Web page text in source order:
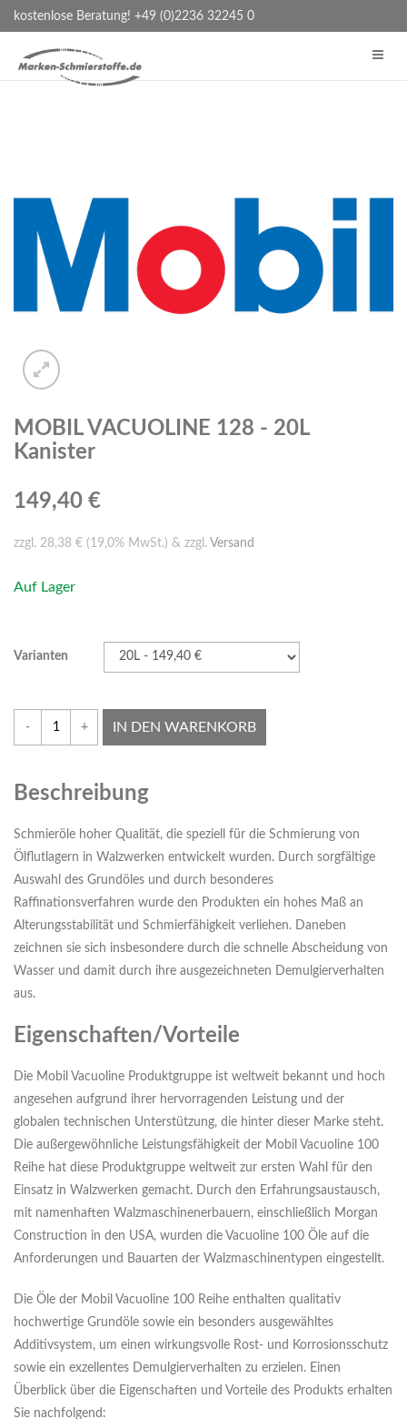
kostenlose Beratung! +49 (0)2236 32245 0
MOBIL VACUOLINE 128 - 20L
Kanister
149,40 €
zzgl. 28,38 € (19,0% MwSt.) & zzgl. Versand
Auf Lager
Varianten
- + IN DEN WARENKORB
Beschreibung
Schmieröle hoher Qualität, die speziell für die Schmierung von
Ölflutlagern in Walzwerken entwickelt wurden. Durch sorgfältige
Auswahl des Grundöles und durch besonderes
Raffinationsverfahren wurde den Produkten ein hohes Maß an
Alterungsstabilität und Schmierfähigkeit verliehen. Daneben
zeichnen sie sich insbesondere durch die schnelle Abscheidung von
Wasser und damit durch ihre ausgezeichneten Demulgierverhalten
aus.
Eigenschaften/Vorteile
Die Mobil Vacuoline Produktgruppe ist weltweit bekannt und hoch
angesehen aufgrund ihrer hervorragenden Leistung und der
globalen technischen Unterstützung, die hinter dieser Marke steht.
Die außergewöhnliche Leistungsfähigkeit der Mobil Vacuoline 100
Reihe hat diese Produktgruppe weltweit zur ersten Wahl für den
Einsatz in Walzwerken gemacht. Durch den Erfahrungsaustausch,
mit namenhaften Walzmaschinenerbauern, einschließlich Morgan
Construction in den USA, wurden die Vacuoline 100 Öle auf die
Anforderungen und Bauarten der Walzmaschinentypen eingestellt.
Die Öle der Mobil Vacuoline 100 Reihe enthalten qualitativ
hochwertige Grundöle sowie ein besonders ausgewähltes
Additivsystem, um einen wirkungsvolle Rost- und Korrosionsschutz
sowie ein exzellentes Demulgierverhalten zu erzielen. Einen
Überblick über die Eigenschaften und Vorteile des Produkts erhalten
Sie nachfolgend: